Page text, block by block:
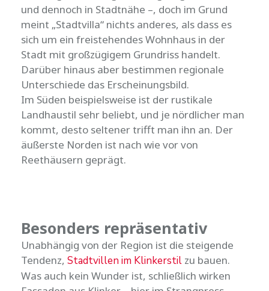
und dennoch in Stadtnähe –, doch im Grund
meint „Stadtvilla“ nichts anderes, als dass es
sich um ein freistehendes Wohnhaus in der
Stadt mit großzügigem Grundriss handelt.
Darüber hinaus aber bestimmen regionale
Unterschiede das Erscheinungsbild.
Im Süden beispielsweise ist der rustikale
Landhaustil sehr beliebt, und je nördlicher man
kommt, desto seltener trifft man ihn an. Der
äußerste Norden ist nach wie vor von
Reethäusern geprägt.
Besonders repräsentativ
Unabhängig von der Region ist die steigende
Tendenz, Stadtvillen im Klinkerstil zu bauen.
Was auch kein Wunder ist, schließlich wirken